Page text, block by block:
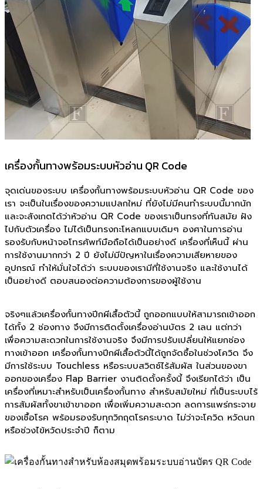
เครื่องกั้นทางพร้อมระบบหัวอ่าน QR Code
จุดเด่นของระบบ เครื่องกั้นทางพร้อมระบบหัวอ่าน QR Code ของ
เรา จะเป็นในเรื่องของความแปลกใหม่ ที่ยังไม่มีคนทำระบบนี้มากนัก
และจะสังเกตได้ว่าหัวอ่าน QR Code ของเราเป็นทรงที่ทันสมัย ฝัง
ไปกับตัวเครื่อง ไม่ได้เป็นทรงกะโหลกแบบเดิมๆ องศาในการอ่าน
รองรับกับหน้าจอโทรศัพท์มือถือได้เป็นอย่างดี เครื่องที่เห็นนี้ ผ่าน
การใช้งานมากกว่า 2 ปี ยังไม่มีปัญหาในเรื่องความเสียหายของ
อุปกรณ์ ทำให้มั่นใจได้ว่า ระบบของเรามีที่ใช้งานจริง และใช้งานได้
เป็นอย่างดี ตอบสนองต่อความต้องการของผู้ใช้งาน
จริงๆแล้วเครื่องกั้นทางปีกผีเสื้อตัวนี้ ถูกออกแบบให้สามารถเข้าออก
ได้ทั้ง 2 ช่องทาง จึงมีการติดตั้งเครื่องอ่านบัตร 2 เลน แต่ทว่า
เพื่อความสะดวกในการใช้งานจริง จึงมีการปรับเปลี่ยนให้แยกช่อง
ทางเข้าออก เครื่องกั้นทางปีกผีเสื้อตัวนี้ได้ถูกจัดซื้อในช่วงโควิด จึง
มีการใช้ระบบ Touchless หรือระบบสวิตซ์ไร้สัมผัส ในส่วนของขา
ออกของเครื่อง Flap Barrier งานติดตั้งครั้งนี้ จึงเรียกได้ว่า เป็น
เครื่องที่เหมาะสำหรับเป็นเครื่องกั้นทาง สำหรับสมัยใหม่ ที่เป็นระบบไร้
การสัมผัสทั้งขาเข้าขาออก เพื่อเพิ่มความสะดวก ลดการแพร่กระจาย
ของเชื้อโรค พร้อมรองรับทุกวิกฤตโรคระบาด ไม่ว่าจะโควิด หวัดนก
หรือช่วงไข้หวัดประจำปี ก็ตาม